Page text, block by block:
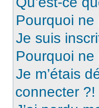
Pourquoi ne
Je suis
Pourquoi
Je m’étais
connecter ?!